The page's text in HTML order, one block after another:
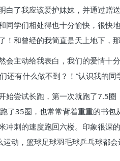
了我应该爱护妹妹，并通过赠
学们相处得也十分愉快，很
和曾经的我简直是天上地下，
主动给我表白，我们的爱情十
有什么做不到？！”认识我的同
尝试长跑，第一次就跑了7.5
了35圈，也常常背着重重的书
刺的速度跑回六楼。印象很深
动，篮球足球羽毛球乒乓球都